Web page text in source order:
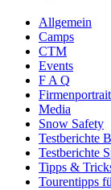
Allgemein
Camps
CTM
Events
F A Q
Media
Snow Safety
Testberichte
Testberichte
Tipps &
Tourentipps